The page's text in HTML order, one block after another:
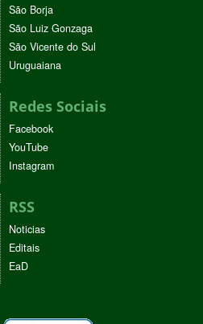
São Borja
São Luiz Gonzaga
São Vicente do Sul
Uruguaiana
Redes Sociais
Facebook
YouTube
Instagram
RSS
Noticias
Editais
EaD